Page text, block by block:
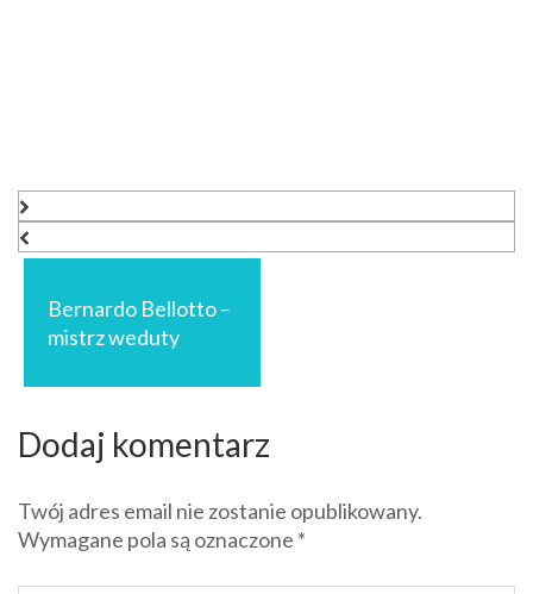
Nawigacja
wpisu
Bernardo Bellotto –
mistrz weduty
Dodaj komentarz
Twój adres email nie zostanie opublikowany.
Wymagane pola są oznaczone *